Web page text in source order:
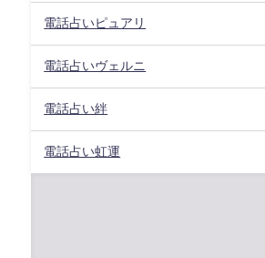
電話占いピュアリ
電話占いヴェルニ
電話占い絆
電話占い虹運